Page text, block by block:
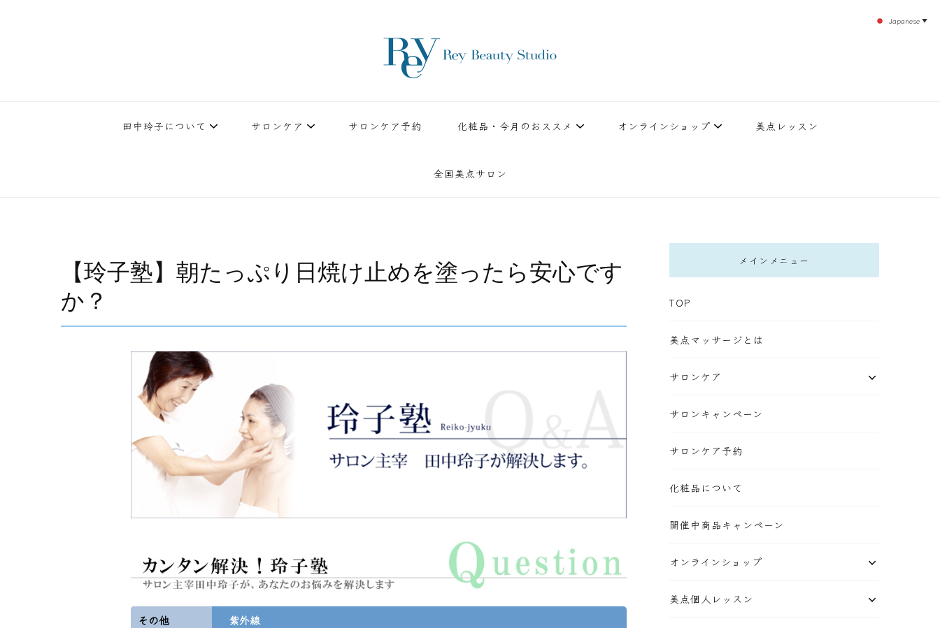
田中玲子について サロンケア サロンケア予約 化粧品・今月のおススメ オンラインショップ 美点レッスン
全国美点サロン
【玲子塾】朝たっぷり日焼け止めを塗ったら安心です
か？
その他 紫外線
メインメニュー
TOP
美点マッサージとは
サロンケア
サロンキャンペーン
サロンケア予約
化粧品について
開催中商品キャンペーン
オンラインショップ
美点個人レッスン
Japanese ▼